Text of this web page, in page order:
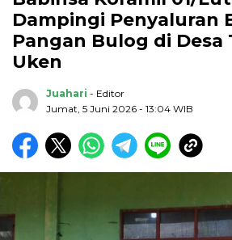
Dampingi Penyaluran
Pangan Bulog di Desa
Uken
Juahari - Editor
Jumat, 5 Juni 2026 - 13:04 WIB